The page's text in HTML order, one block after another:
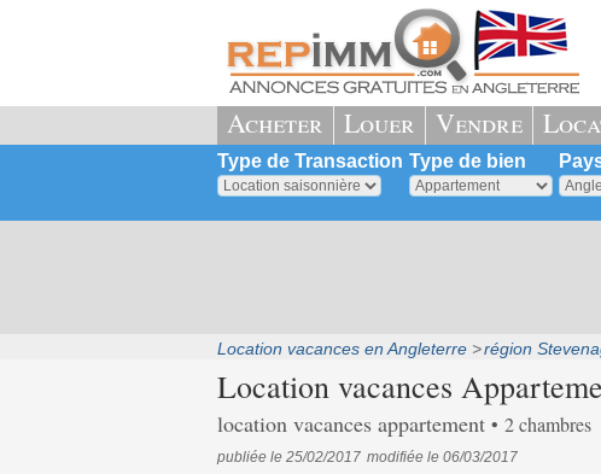
Acheter Louer Vendre
Type de Transaction Type de bien
Location vacances en Angleterre région
Location vacances
location vacances appartement 2 chambres
publiée le 25/02/2017 modifiée le 06/03/2017